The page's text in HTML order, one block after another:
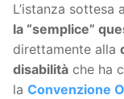
L’istanza sottesa
la “semplice”
direttamente alla
disabilità che ha
la Convenzione